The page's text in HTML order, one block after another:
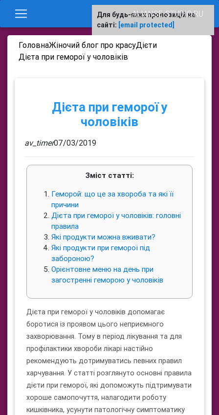
ALIANSE-STUDIO.RU
ГоловнаЖіночий блог про красуДієти
Дієта при геморої у чоловіків
Дієта при геморої у
чоловіків
av_timer07/03/2019
Зміст статті:
Геморой: що це за хвороба та які її
причини
Дієта при геморої у чоловіків: головні
правила
Які продукти можна вживати?
Які продукти при геморої під
забороною?
Орієнтовне меню на день при
загостренні геморою у чоловіків
Дієта при геморої у чоловіків допомагає
боротися із проявом цього неприємного
захворювання. Тому в період лікування та для
профілактики хвороби лікарі настійно
рекомендують дотримуватись певних правил
харчування. У статті розглянуто основні правила
дієти при геморої, які допоможуть підтримувати
хороше самопочуття, налагодити роботу
кишківника, усунути патологічну симптоматику
Для будь-яких пропозицій на
сайті: [email protected]